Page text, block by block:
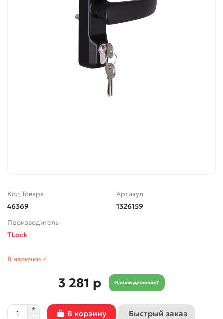
Код Товара
46369
Артикул
1326159
Производитель
TLock
В наличии ✓
3 281 р Нашли дешевле?
В корзину Быстрый заказ